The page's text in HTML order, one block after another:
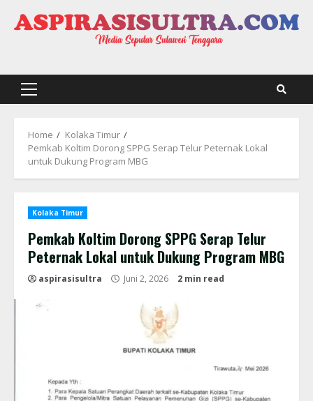
Primary
Home
Kolaka Timur
Pemkab Koltim Dorong SPPG Serap Telur Peternak Lokal
untuk Dukung Program MBG
Kolaka Timur
Pemkab Koltim Dorong SPPG Serap Telur
Peternak Lokal untuk Dukung Program MBG
aspirasisultra Juni 2, 2026 2 min read